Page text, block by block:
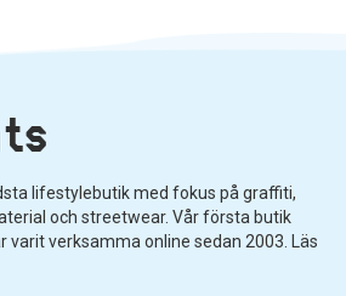
lifestylebutik med fokus på graffiti,
och streetwear. Vår första butik
varit verksamma online sedan 2003. Läs